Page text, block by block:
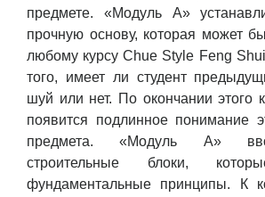
предмете. «Модуль А»
прочную основу, которая может
любому курсу Chue Style Feng
того, имеет ли студент
шуй или нет. По окончании этого
появится подлинное понимание
предмета. «Модуль А»
строительные блоки,
фундаментальные принципы. К